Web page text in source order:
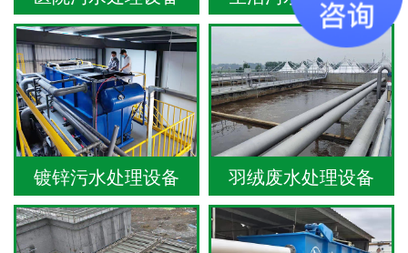
镀锌污水处理设备 羽绒废水处理设备